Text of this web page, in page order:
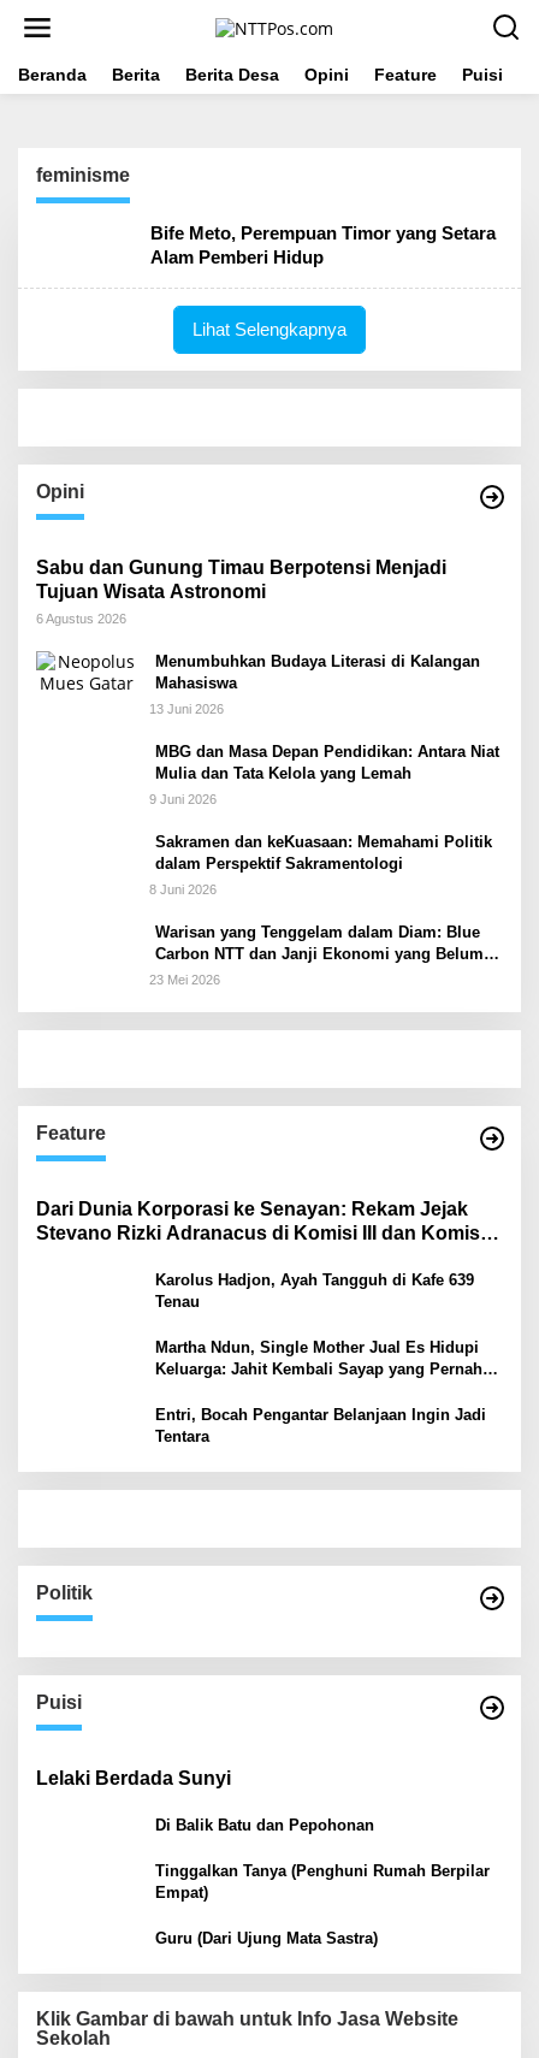
t
Beranda Berita Berita Desa Opini Feature Puisi
feminisme
Bife Meto, Perempuan Timor yang Setara
Alam Pemberi Hidup
Lihat Selengkapnya
Opini
Sabu dan Gunung Timau Berpotensi Menjadi
Tujuan Wisata Astronomi
6 Agustus 2026
Menumbuhkan Budaya Literasi di Kalangan
Mahasiswa
13 Juni 2026
MBG dan Masa Depan Pendidikan: Antara Niat
Mulia dan Tata Kelola yang Lemah
9 Juni 2026
Sakramen dan keKuasaan: Memahami Politik
dalam Perspektif Sakramentologi
8 Juni 2026
Warisan yang Tenggelam dalam Diam: Blue
Carbon NTT dan Janji Ekonomi yang Belum
Ditunaikan
23 Mei 2026
Feature
Dari Dunia Korporasi ke Senayan: Rekam Jejak
Stevano Rizki Adranacus di Komisi III dan Komisi X
Karolus Hadjon, Ayah Tangguh di Kafe 639
Tenau
Martha Ndun, Single Mother Jual Es Hidupi
Keluarga: Jahit Kembali Sayap yang Pernah
Entri, Bocah Pengantar Belanjaan Ingin Jadi
Tentara
Politik
Puisi
Lelaki Berdada Sunyi
Di Balik Batu dan Pepohonan
Tinggalkan Tanya (Penghuni Rumah Berpilar
Empat)
Guru (Dari Ujung Mata Sastra)
Klik Gambar di bawah untuk Info Jasa Website
Sekolah